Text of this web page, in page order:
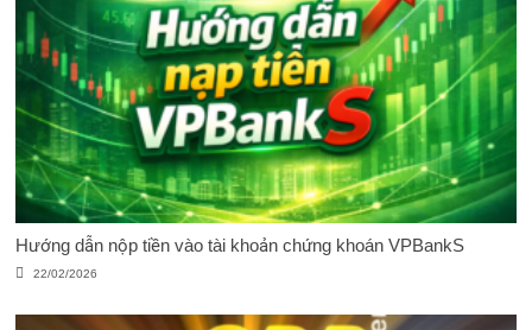
Hướng dẫn nộp tiền vào tài khoản chứng khoán VPBankS
22/02/2026